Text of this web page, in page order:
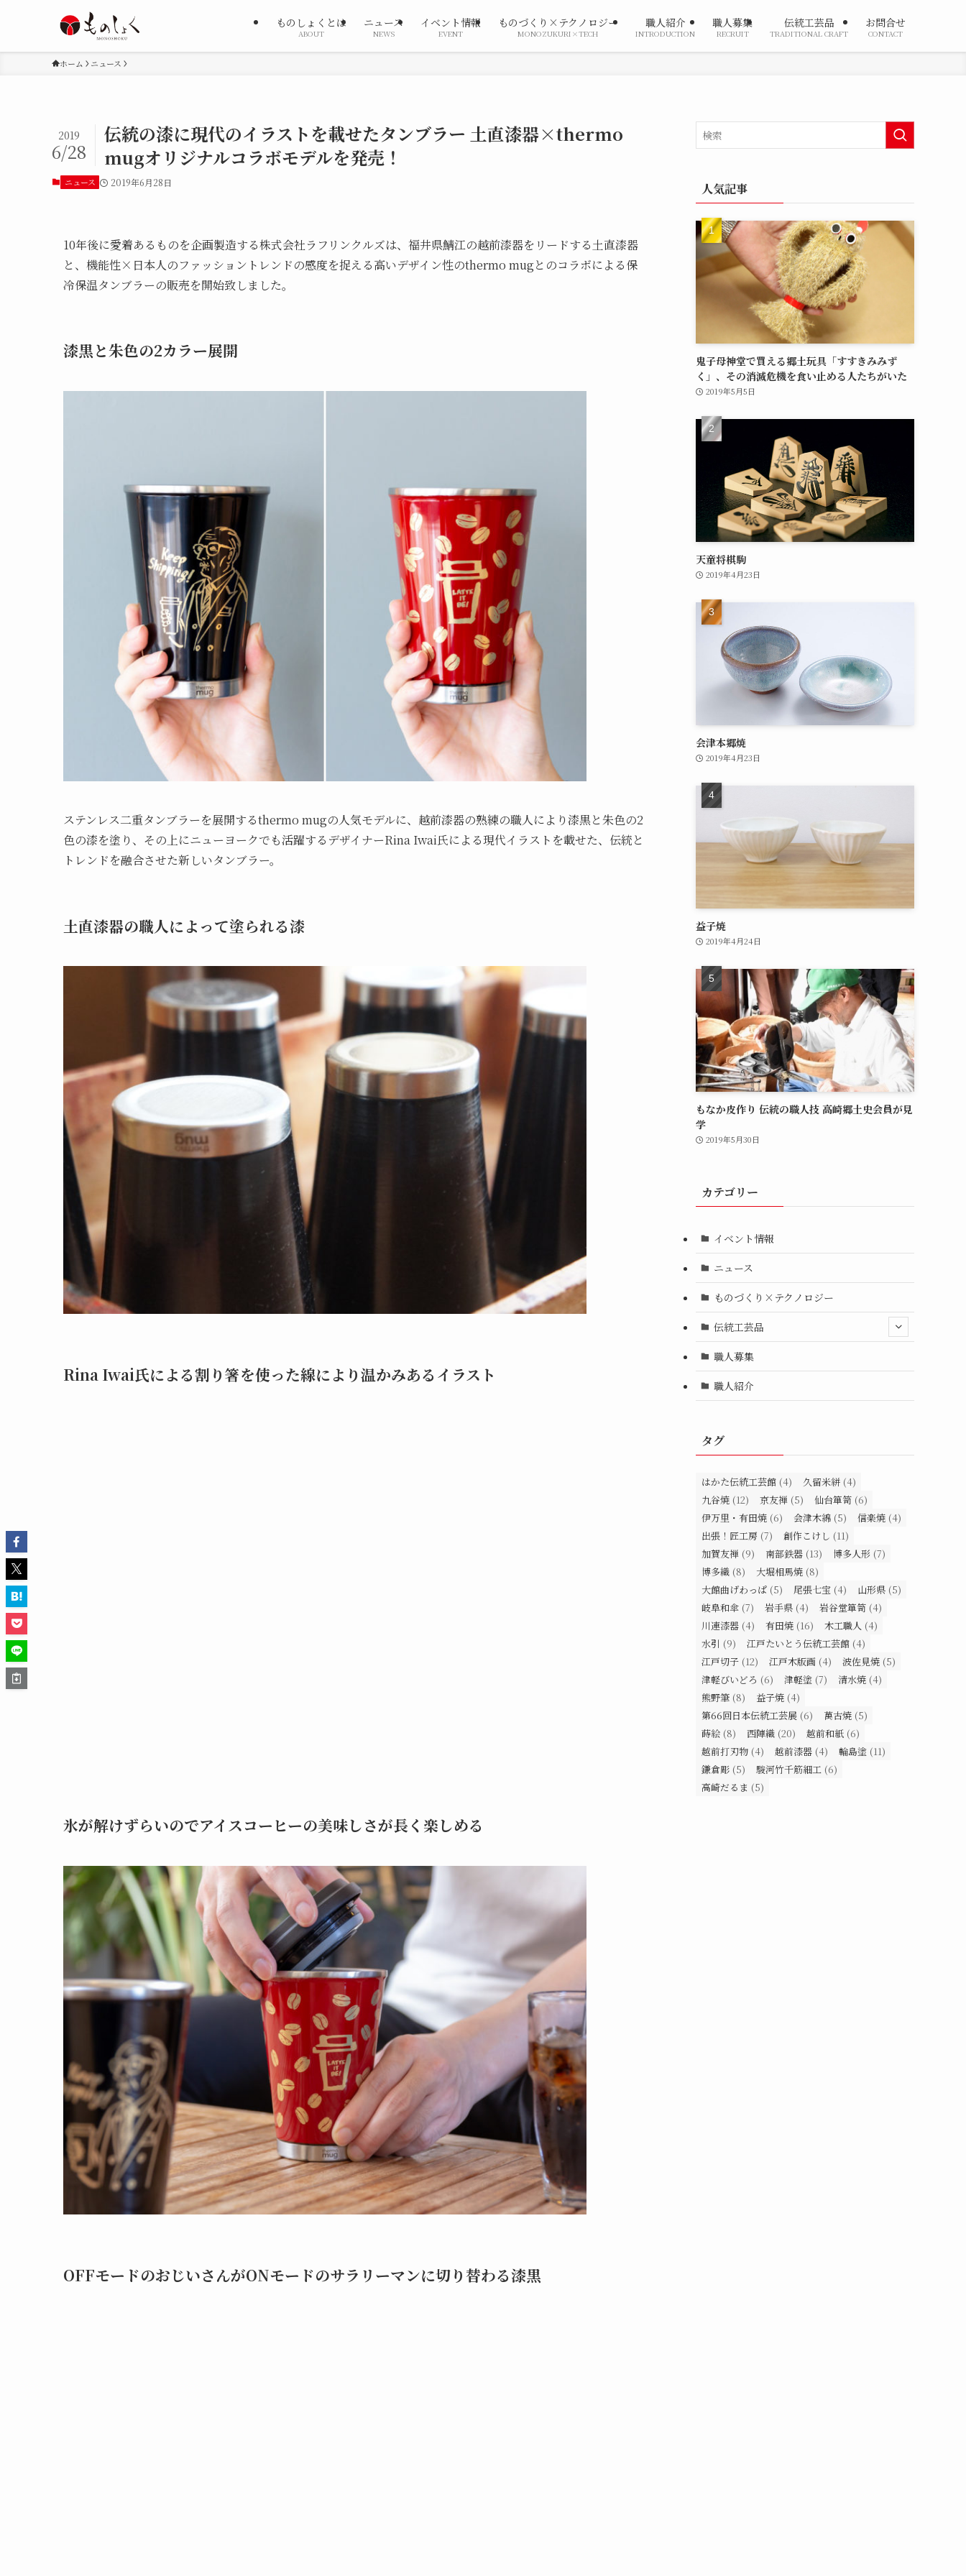
ものしょくとは
ABOUT
ニュース
NEWS
イベント情報
EVENT
ものづくり×テクノロジー
MONOZUKURI×TECH
職人紹介
INTRODUCTION
職人募集
RECRUIT
伝統工芸品
TRADITIONAL CRAFT
お問合せ
CONTACT
ホーム ニュース
伝統の漆に現代のイラストを載せたタンブラー 土直漆器×thermo
mugオリジナルコラボモデルを発売！
2019
6/28
ニュース 2019年6月28日
10年後に愛着あるものを企画製造する株式会社ラフリンクルズは、福井県鯖江の越前漆器をリードする土直漆器
と、機能性×日本人のファッショントレンドの感度を捉える高いデザイン性のthermo mugとのコラボによる保
冷保温タンブラーの販売を開始致しました。
漆黒と朱色の2カラー展開
ステンレス二重タンブラーを展開するthermo mugの人気モデルに、越前漆器の熟練の職人により漆黒と朱色の2
色の漆を塗り、その上にニューヨークでも活躍するデザイナーRina Iwai氏による現代イラストを載せた、伝統と
トレンドを融合させた新しいタンブラー。
土直漆器の職人によって塗られる漆
Rina Iwai氏による割り箸を使った線により温かみあるイラスト
氷が解けずらいのでアイスコーヒーの美味しさが長く楽しめる
OFFモードのおじいさんがONモードのサラリーマンに切り替わる漆黒
人気記事
鬼子母神堂で買える郷土玩具「すすきみみず
く」、その消滅危機を食い止める人たちがいた
2019年5月5日
天童将棋駒
2019年4月23日
会津本郷焼
2019年4月23日
益子焼
2019年4月24日
もなか皮作り 伝統の職人技 高崎郷土史会員が見
学
2019年5月30日
カテゴリー
イベント情報
ニュース
ものづくり×テクノロジー
伝統工芸品
職人募集
職人紹介
タグ
はかた伝統工芸館 (4) 久留米絣 (4)
九谷焼 (12) 京友禅 (5) 仙台箪笥 (6)
伊万里・有田焼 (6) 会津木綿 (5) 信楽焼 (4)
出張！匠工房 (7) 創作こけし (11)
加賀友禅 (9) 南部鉄器 (13) 博多人形 (7)
博多織 (8) 大堀相馬焼 (8)
大館曲げわっぱ (5) 尾張七宝 (4) 山形県 (5)
岐阜和傘 (7) 岩手県 (4) 岩谷堂箪笥 (4)
川連漆器 (4) 有田焼 (16) 木工職人 (4)
水引 (9) 江戸たいとう伝統工芸館 (4)
江戸切子 (12) 江戸木版画 (4) 波佐見焼 (5)
津軽びいどろ (6) 津軽塗 (7) 清水焼 (4)
熊野筆 (8) 益子焼 (4)
第66回日本伝統工芸展 (6) 萬古焼 (5)
蒔絵 (8) 西陣織 (20) 越前和紙 (6)
越前打刃物 (4) 越前漆器 (4) 輪島塗 (11)
鎌倉彫 (5) 駿河竹千筋細工 (6)
高崎だるま (5)